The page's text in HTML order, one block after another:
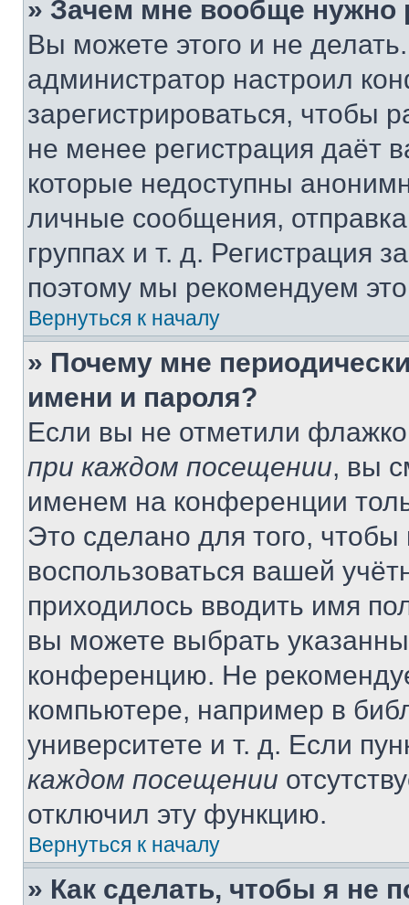
» Зачем мне вообще нужно
Вы можете этого и не
администратор настроил
зарегистрироваться, чтобы
не менее регистрация даёт
которые недоступны
личные сообщения,
группах и т. д. Регистрация
поэтому мы рекомендуем
Вернуться к началу
» Почему мне
имени и пароля?
Если вы не отметили
при каждом посещении, вы
именем на конференции
Это сделано для того, чтобы
воспользоваться вашей
приходилось вводить имя
вы можете выбрать
конференцию. Не
компьютере, например в
университете и т. д. Если
каждом посещении
отключил эту функцию.
Вернуться к началу
» Как сделать, чтобы я не